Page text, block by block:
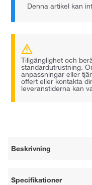
Denna artikel kan
Tillgänglighet och
standardutrustning.
anpassningar eller
offert eller kontakta
leveranstiderna kan
Beskrivning
Specifikationer